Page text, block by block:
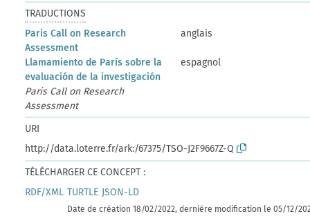
TRADUCTIONS
Paris Call on Research
Assessment
anglais
Llamamiento de París sobre la
evaluación de la investigación
espagnol
Paris Call on Research
Assessment
URI
http://data.loterre.fr/ark:/67375/TSO-J2F9667Z-Q
TÉLÉCHARGER CE CONCEPT :
RDF/XML TURTLE JSON-LD
Date de création 18/02/2022, dernière modification le 05/12/